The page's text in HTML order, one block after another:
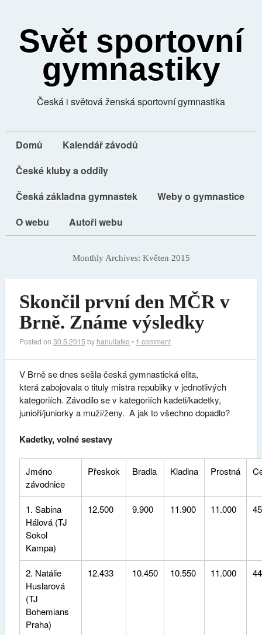
Svět sportovní
gymnastiky
Česká i světová ženská sportovní gymnastika
Domů
Kalendář závodů
České kluby a oddíly
Česká základna gymnastek
Weby o gymnastice
O webu
Autoři webu
Monthly Archives: Květen 2015
Skončil první den MČR v
Brně. Známe výsledky
Posted on 30.5.2015 by hanuliatko • 1 comment
V Brně se dnes sešla česká gymnastická elita,
která zabojovala o tituly mistra republiky v jednotlivých
kategoriích. Závodilo se v kategoriích kadeti/kadetky,
junioři/juniorky a muži/ženy. A jak to všechno dopadlo?
Kadetky, volné sestavy
Jméno
závodnice
Přeskok Bradla Kladina Prostná
1. Sabina
Hálová (TJ
Sokol
Kampa)
12.500 9.900 11.900 11.000
2. Natálie
Huslarová
(TJ
Bohemians
Praha)
12.433 10.450 10.550 11.000